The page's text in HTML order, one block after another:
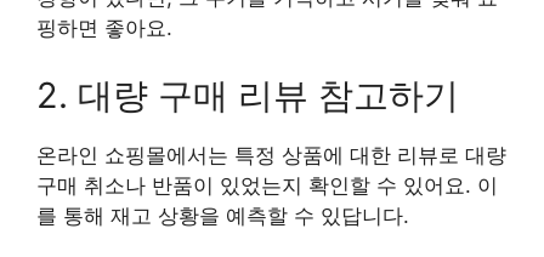
핑하면 좋아요.
2. 대량 구매 리뷰 참고하기
온라인 쇼핑몰에서는 특정 상품에 대한 리뷰로 대량
구매 취소나 반품이 있었는지 확인할 수 있어요. 이
를 통해 재고 상황을 예측할 수 있답니다.